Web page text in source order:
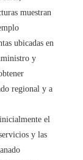
muestran
ubicadas en
y
regional y a
el
y las